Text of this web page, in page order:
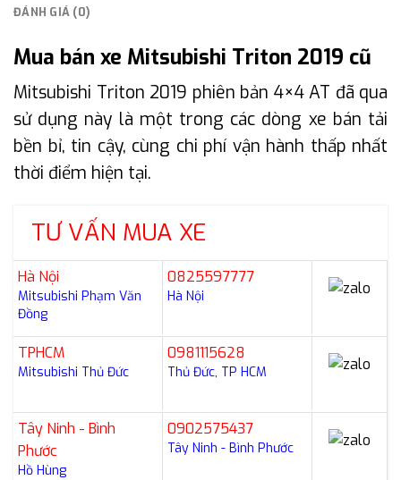
ĐÁNH GIÁ (0)
Mua bán xe Mitsubishi Triton 2019 cũ
Mitsubishi Triton 2019 phiên bản 4×4 AT đã qua
sử dụng này là một trong các dòng xe bán tải
bền bỉ, tin cậy, cùng chi phí vận hành thấp nhất
thời điểm hiện tại.
TƯ VẤN MUA XE
Hà Nội
Mitsubishi Phạm Văn
Đồng
0825597777
Hà Nội
TPHCM
Mitsubishi Thủ Đức
0981115628
Thủ Đức, TP HCM
Tây Ninh - Bình
Phước
Hồ Hùng
0902575437
Tây Ninh - Bình Phước